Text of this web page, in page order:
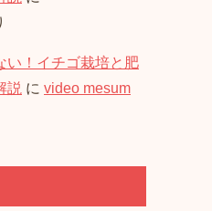
い！イチゴ栽培と肥
説 に video mesum